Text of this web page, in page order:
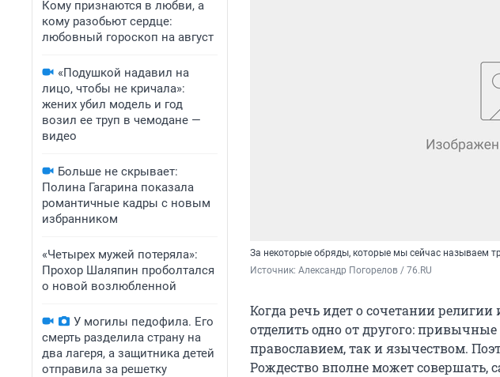
Кому признаются в любви, а
кому разобьют сердце:
любовный гороскоп на август
«Подушкой надавил на
лицо, чтобы не кричала»:
жених убил модель и год
возил ее труп в чемодане —
видео
Больше не скрывает:
Полина Гагарина показала
романтичные кадры с новым
избранником
«Четырех мужей потеряла»:
Прохор Шаляпин проболтался
о новой возлюбленной
У могилы педофила. Его
смерть разделила страну на
два лагеря, а защитника детей
отправила за решетку
За некоторые обряды, которые мы сейчас называем
Источник: Александр Погорелов / 76.RU
Когда речь идет о сочетании
отделить одно от другого:
православием, так и язычеством.
Рождество вполне может совершать,